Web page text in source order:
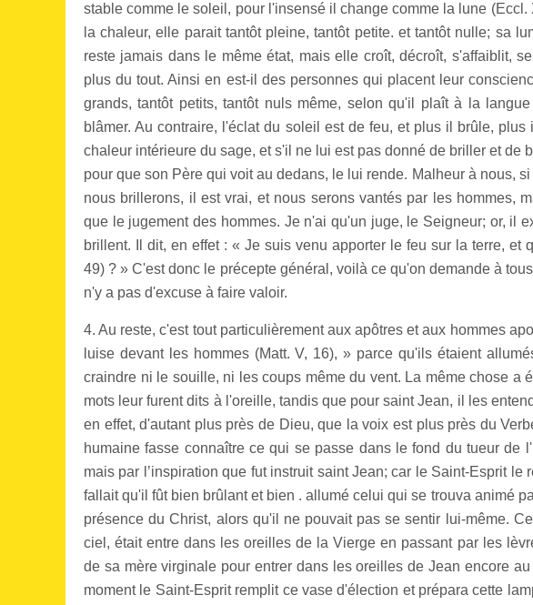
stable comme le soleil, pour l'insensé il change comme la lune
la chaleur, elle parait tantôt pleine, tantôt petite. et tantôt nulle; sa
reste jamais dans le même état, mais elle croît, décroît, s'affaiblit,
plus du tout. Ainsi en est-il des personnes qui placent leur
grands, tantôt petits, tantôt nuls même, selon qu'il plaît à la
blâmer. Au contraire, l'éclat du soleil est de feu, et plus il brûle,
chaleur intérieure du sage, et s'il ne lui est pas donné de briller et de
pour que son Père qui voit au dedans, le lui rende. Malheur à nous,
nous brillerons, il est vrai, et nous serons vantés par les hommes,
que le jugement des hommes. Je n'ai qu'un juge, le Seigneur; or, il
brillent. Il dit, en effet : « Je suis venu apporter le feu sur la terre, et
49) ? » C'est donc le précepte général, voilà ce qu'on demande à
n'y a pas d'excuse à faire valoir.
4. Au reste, c'est tout particulièrement aux apôtres et aux hommes
luise devant les hommes (Matt. V, 16), » parce qu'ils étaient
craindre ni le souille, ni les coups même du vent. La même chose a
mots leur furent dits à l'oreille, tandis que pour saint Jean, il les
en effet, d'autant plus près de Dieu, que la voix est plus près du
humaine fasse connaître ce qui se passe dans le fond du tueur de
mais par l’inspiration que fut instruit saint Jean; car le Saint-Esprit le
fallait qu'il fût bien brûlant et bien . allumé celui qui se trouva animé
présence du Christ, alors qu'il ne pouvait pas se sentir lui-même.
ciel, était entre dans les oreilles de la Vierge en passant par les
de sa mère virginale pour entrer dans les oreilles de Jean encore
moment le Saint-Esprit remplit ce vase d'élection et prépara cette